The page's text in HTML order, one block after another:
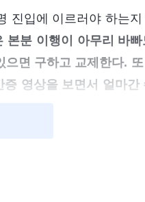
진입에 이르러야 하는
본분 이행이 아무리 바
면 구하고 교제한다.
영상을 보면서 얼마간
리를 사랑하지 않는 사
한가하든 진리를 추구
입과 성품 변화에 부담